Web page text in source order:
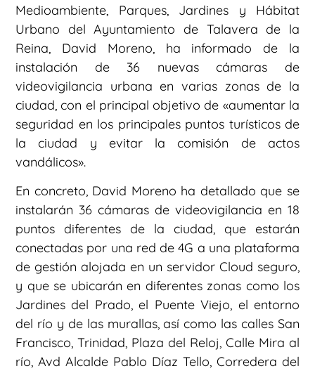
Medioambiente, Parques, Jardines y Hábitat
Urbano del Ayuntamiento de Talavera de la
Reina, David Moreno, ha informado de la
instalación de 36 nuevas cámaras de
videovigilancia urbana en varias zonas de la
ciudad, con el principal objetivo de «aumentar la
seguridad en los principales puntos turísticos de
la ciudad y evitar la comisión de actos
vandálicos».
En concreto, David Moreno ha detallado que se
instalarán 36 cámaras de videovigilancia en 18
puntos diferentes de la ciudad, que estarán
conectadas por una red de 4G a una plataforma
de gestión alojada en un servidor Cloud seguro,
y que se ubicarán en diferentes zonas como los
Jardines del Prado, el Puente Viejo, el entorno
del río y de las murallas, así como las calles San
Francisco, Trinidad, Plaza del Reloj, Calle Mira al
río, Avd Alcalde Pablo Díaz Tello, Corredera del